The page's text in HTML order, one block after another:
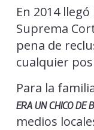
En 2014
Suprema
pena de
cualquier
Para la
ERA UN CHICO DE
medios